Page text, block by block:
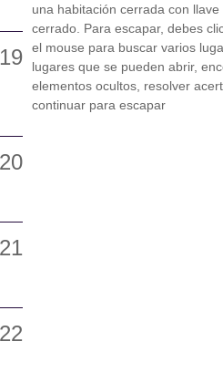
una habitación cerrada con
cerrado. Para escapar, debes
el mouse para buscar varios
lugares que se pueden abrir,
elementos ocultos, resolver
continuar para escapar